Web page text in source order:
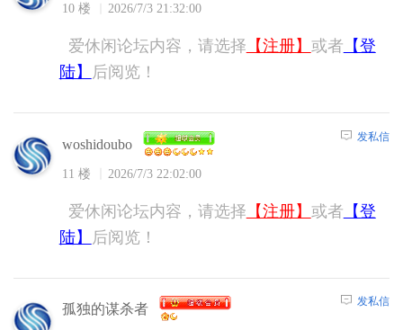
10 楼 2026/7/3 21:32:00
爱休闲论坛内容，请选择 【注册】 或者 【登
陆】
后阅览！
woshidoubo
11 楼 2026/7/3 22:02:00
发私信
爱休闲论坛内容，请选择 【注册】 或者 【登
陆】
后阅览！
孤独的谋杀者 发私信